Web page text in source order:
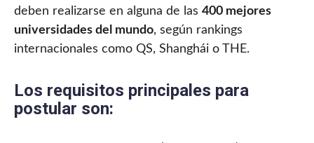
deben realizarse en alguna de las 400 mejores
universidades del mundo, según rankings
internacionales como QS, Shanghái o THE.
Los requisitos principales para
postular son: